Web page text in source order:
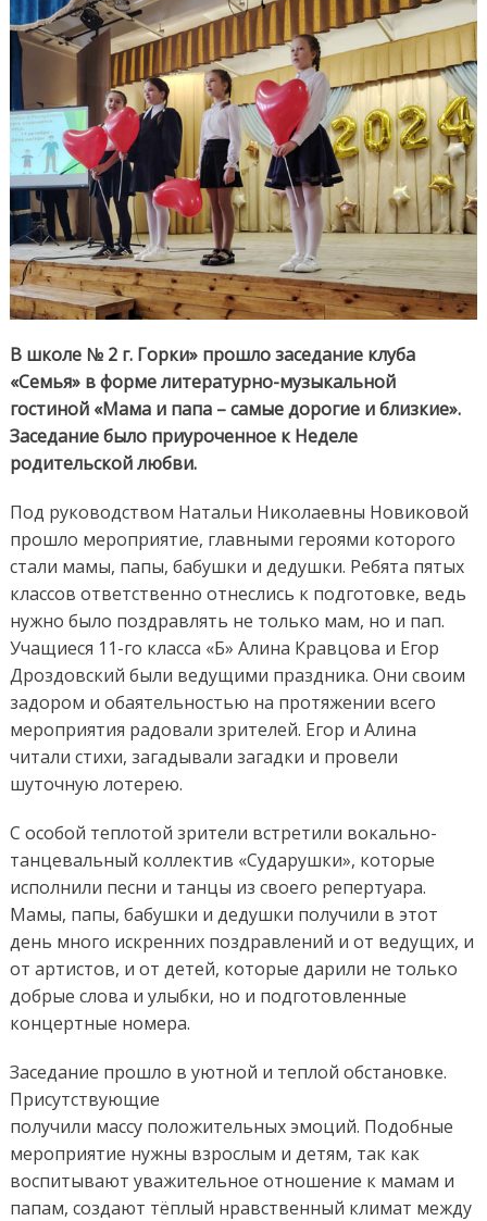
В школе № 2 г. Горки» прошло заседание клуба
«Семья» в форме литературно-музыкальной
гостиной «Мама и папа – самые дорогие и близкие».
Заседание было приуроченное к Неделе
родительской любви.
Под руководством Натальи Николаевны Новиковой
прошло мероприятие, главными героями которого
стали мамы, папы, бабушки и дедушки. Ребята пятых
классов ответственно отнеслись к подготовке, ведь
нужно было поздравлять не только мам, но и пап.
Учащиеся 11-го класса «Б» Алина Кравцова и Егор
Дроздовский были ведущими праздника. Они своим
задором и обаятельностью на протяжении всего
мероприятия радовали зрителей. Егор и Алина
читали стихи, загадывали загадки и провели
шуточную лотерею.
С особой теплотой зрители встретили вокально-
танцевальный коллектив «Сударушки», которые
исполнили песни и танцы из своего репертуара.
Мамы, папы, бабушки и дедушки получили в этот
день много искренних поздравлений и от ведущих, и
от артистов, и от детей, которые дарили не только
добрые слова и улыбки, но и подготовленные
концертные номера.
Заседание прошло в уютной и теплой обстановке.
Присутствующие
получили массу положительных эмоций. Подобные
мероприятие нужны взрослым и детям, так как
воспитывают уважительное отношение к мамам и
папам, создают тёплый нравственный климат между